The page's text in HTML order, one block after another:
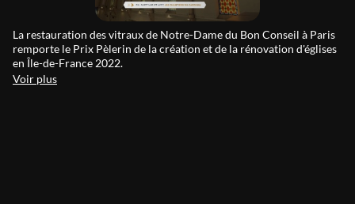
La restauration des vitraux de Notre-Dame du Bon Conseil à Paris
remporte le Prix Pèlerin de la création et de la rénovation d'églises
en Île-de-France 2022.
Voir plus